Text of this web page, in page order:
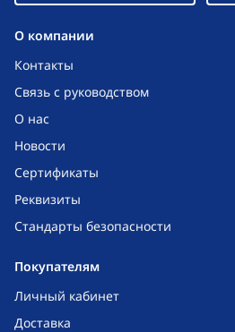
O компании
Контакты
Связь с руководством
О нас
Новости
Сертификаты
Реквизиты
Стандарты безопасности
Покупателям
Личный кабинет
Доставка